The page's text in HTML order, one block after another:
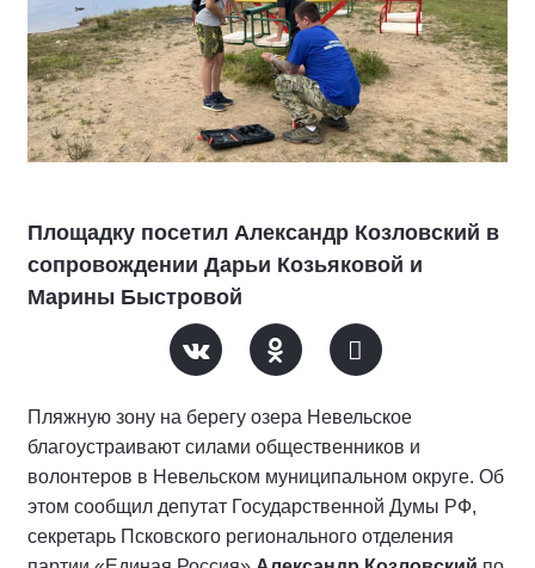
Площадку посетил Александр Козловский в
сопровождении Дарьи Козьяковой и
Марины Быстровой
Пляжную зону на берегу озера Невельское
благоустраивают силами общественников и
волонтеров в Невельском муниципальном округе. Об
этом сообщил депутат Государственной Думы РФ,
секретарь Псковского регионального отделения